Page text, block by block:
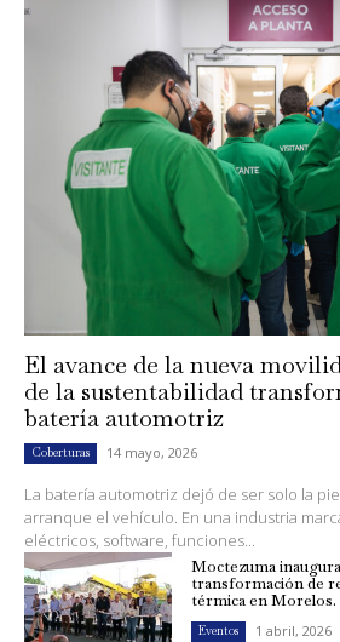
El avance de la nueva
de la sustentabilidad
batería automotriz
Coberturas 14 mayo, 2026
La batería automotriz dejó de ser solo la
arranque el vehículo. En una industria
eléctricos, software, funciones...
Moctezuma
transformación de
térmica en Morelos.
Eventos 1 abril, 2026